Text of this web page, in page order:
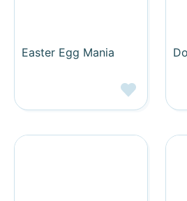
Easter Egg Mania